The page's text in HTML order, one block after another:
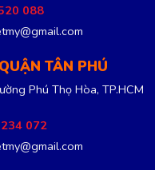
088
TÂN PHÚ
Phú Thọ Hòa, TP.HCM
072